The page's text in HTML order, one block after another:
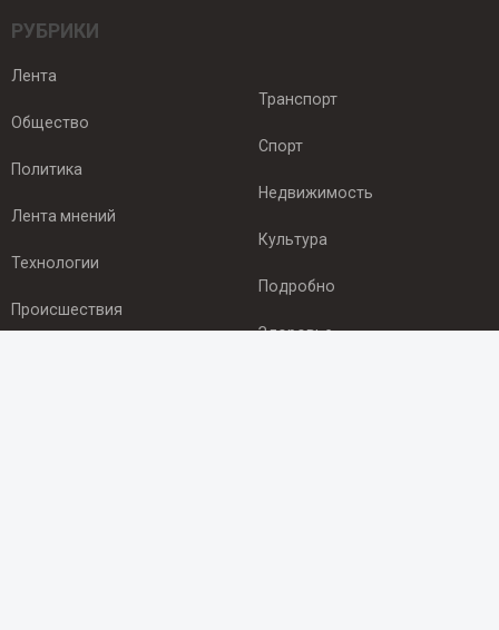
РУБРИКИ
Лента
Общество
Политика
Лента мнений
Технологии
Происшествия
Транспорт
Спорт
Недвижимость
Культура
Подробно
Здоровье